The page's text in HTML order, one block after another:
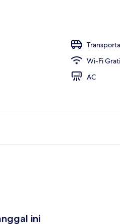
Wi-Fi
AC
ini